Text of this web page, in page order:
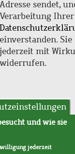
Adresse sendet,
Verarbeitung
einverstanden.
jederzeit mit
widerrufen.
und wie sie
jederzeit